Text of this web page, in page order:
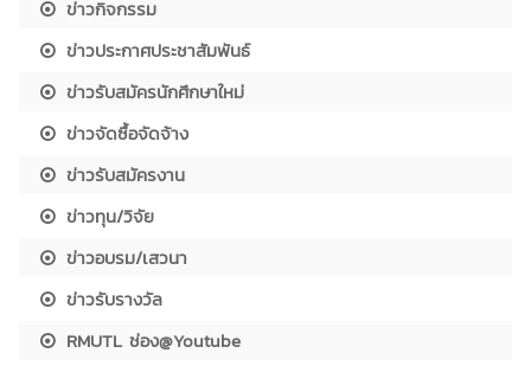
ข่าวกิจกรรม
ข่าวประกาศประชาสัมพันธ์
ข่าวรับสมัครนักศึกษาใหม่
ข่าวจัดซื้อจัดจ้าง
ข่าวรับสมัครงาน
ข่าวทุน/วิจัย
ข่าวอบรม/เสวนา
ข่าวรับรางวัล
RMUTL ช่อง@Youtube